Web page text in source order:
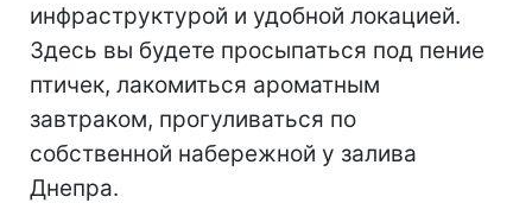
инфраструктурой и удобной локацией.
Здесь вы будете просыпаться под пение
птичек, лакомиться ароматным
завтраком, прогуливаться по
собственной набережной у залива
Днепра.